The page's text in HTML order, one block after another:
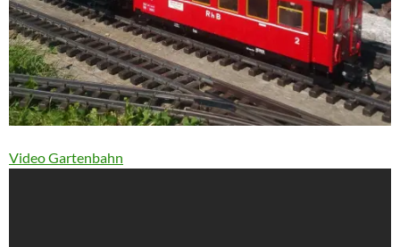
Video Gartenbahn